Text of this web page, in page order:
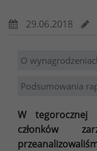
29.06.2018
O
Podsumowania
W tegorocznej
członków